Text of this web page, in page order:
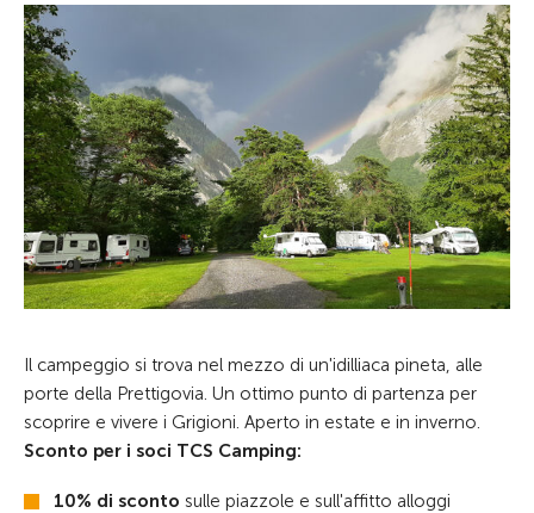
Il campeggio si trova nel mezzo di un'idilliaca pineta, alle
porte della Prettigovia. Un ottimo punto di partenza per
scoprire e vivere i Grigioni. Aperto in estate e in inverno.
Sconto per i soci TCS Camping:
10% di sconto sulle piazzole e sull'affitto alloggi